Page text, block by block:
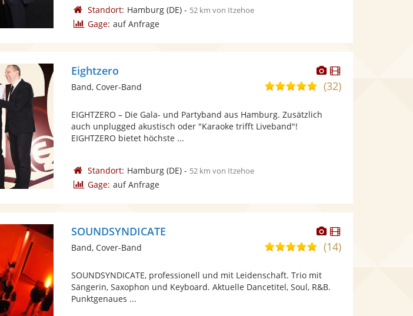
Standort: Hamburg(DE)- 52 km von Itzehoe
Gage: auf Anfrage
Dieser
Künstler
stellt
Dieser
Künstler
Eightzero
5,0
5
(32)
Band, Cover-Band
EIGHTZERO – Die Gala- und Partyband aus Hamburg. Zusätzlich
auch unplugged akustisch oder "Karaoke trifft Liveband"!
EIGHTZERO bietet höchste ...
Standort: Hamburg(DE)- 52 km von Itzehoe
Gage: auf Anfrage
Dieser
Künstler
stellt
bereit.
Dieser
Künstler
SOUNDSYNDICATE
5,0
5
Sternen
(14)
Band, Cover-Band
SOUNDSYNDICATE, professionell und mit Leidenschaft. Trio mit
Sängerin, Saxophon und Keyboard. Aktuelle Dancetitel, Soul, R&B.
Punktgenaues ...